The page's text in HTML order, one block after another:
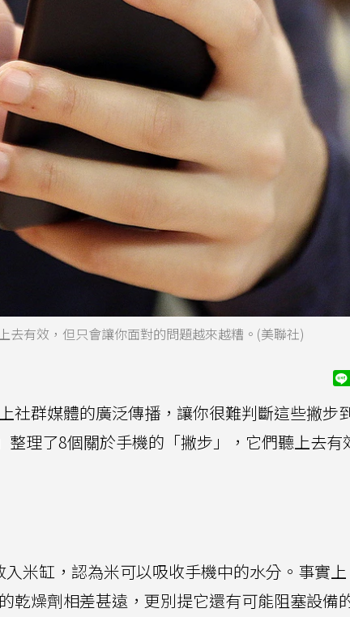
去有效，但只會讓你面對的問題越來越糟。(美聯社)
社群媒體的廣泛傳播，讓你很難判斷這些撇步
整理了8個關於手機的「撇步」，它們聽上去有
入米缸，認為米可以吸收手機中的水分。事實
乾燥劑相差甚遠，更別提它還有可能阻塞設備